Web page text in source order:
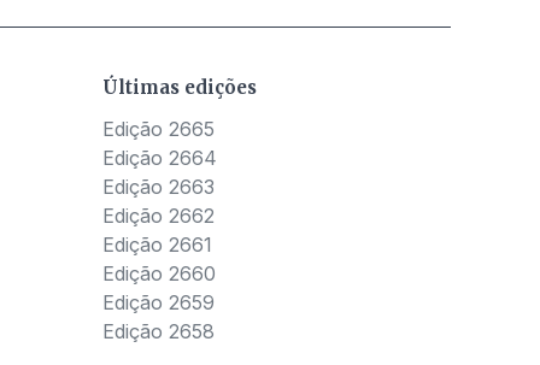
Últimas edições
Edição 2665
Edição 2664
Edição 2663
Edição 2662
Edição 2661
Edição 2660
Edição 2659
Edição 2658